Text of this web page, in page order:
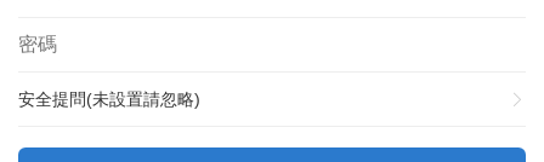
安全提問(未設置請忽略)